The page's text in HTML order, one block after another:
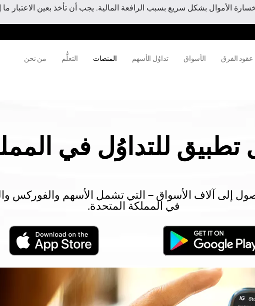
الأموال بشكل سريع بسبب الرافعة المالية. يجب أن تأخذ بعين الاعتبار
عقود الفرق الأسواق تداوُل الأسهم المنصات التعلُّم من نحن
للتداوُل في
إلى آلاف الأسواق – التي تشمل الأسهم والفوركس
في المملكة المتحدة.